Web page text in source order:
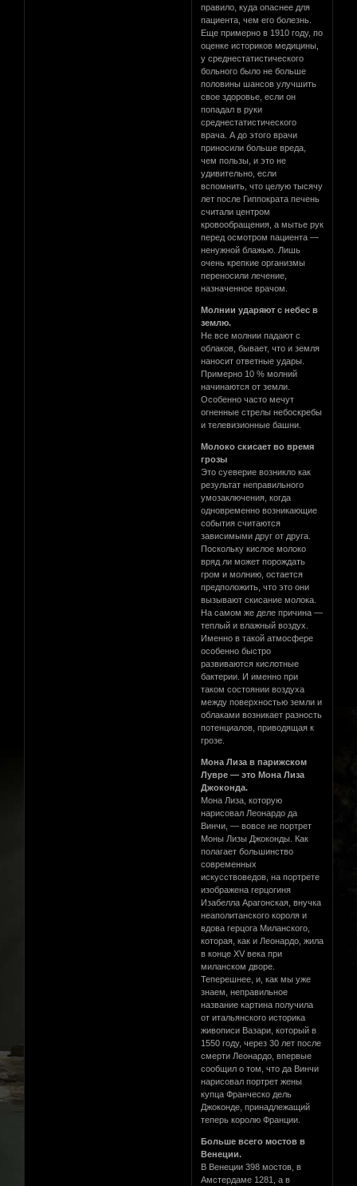
правило, куда опаснее для
пациента, чем его болезнь.
Еще примерно в 1910 году, по
оценке историков медицины,
у среднестатистического
больного было не больше
половины шансов улучшить
свое здоровье, если он
попадал в руки
среднестатистического
врача. А до этого врачи
приносили больше вреда,
чем пользы, и это не
удивительно, если
вспомнить, что целую тысячу
лет после Гиппократа печень
считали центром
кровообращения, а мытье рук
перед осмотром пациента —
ненужной блажью. Лишь
очень крепкие организмы
переносили лечение,
назначенное врачом.
Молнии ударяют с небес в
землю.
Не все молнии падают с
облаков, бывает, что и земля
наносит ответные удары.
Примерно 10 % молний
начинаются от земли.
Особенно часто мечут
огненные стрелы небоскребы
и телевизионные башни.
Молоко скисает во время
грозы
Это суеверие возникло как
результат неправильного
умозаключения, когда
одновременно возникающие
события считаются
зависимыми друг от друга.
Поскольку кислое молоко
вряд ли может порождать
гром и молнию, остается
предположить, что это они
вызывают скисание молока.
На самом же деле причина —
теплый и влажный воздух.
Именно в такой атмосфере
особенно быстро
развиваются кислотные
бактерии. И именно при
таком состоянии воздуха
между поверхностью земли и
облаками возникает разность
потенциалов, приводящая к
грозе.
Мона Лиза в парижском
Лувре — это Мона Лиза
Джоконда.
Мона Лиза, которую
нарисовал Леонардо да
Винчи, — вовсе не портрет
Моны Лизы Джоконды. Как
полагает большинство
современных
искусствоведов, на портрете
изображена герцогиня
Изабелла Арагонская, внучка
неаполитанского короля и
вдова герцога Миланского,
которая, как и Леонардо, жила
в конце XV века при
миланском дворе.
Теперешнее, и, как мы уже
знаем, неправильное
название картина получила
от итальянского историка
живописи Вазари, который в
1550 году, через 30 лет после
смерти Леонардо, впервые
сообщил о том, что да Винчи
нарисовал портрет жены
купца Франческо дель
Джоконде, принадлежащий
теперь королю Франции.
Больше всего мостов в
Венеции.
В Венеции 398 мостов, в
Амстердаме 1281, а в